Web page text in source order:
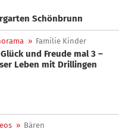
Schönbrunn
» Familie Kinder
Leben mit Drillingen
» Bären